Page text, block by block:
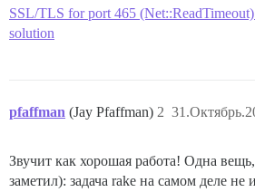
SSL/TLS for port 465
solution
pfaffman (Jay Pfaffman) 2
Звучит как хорошая работа! Одна
заметил): задача rake на самом деле не